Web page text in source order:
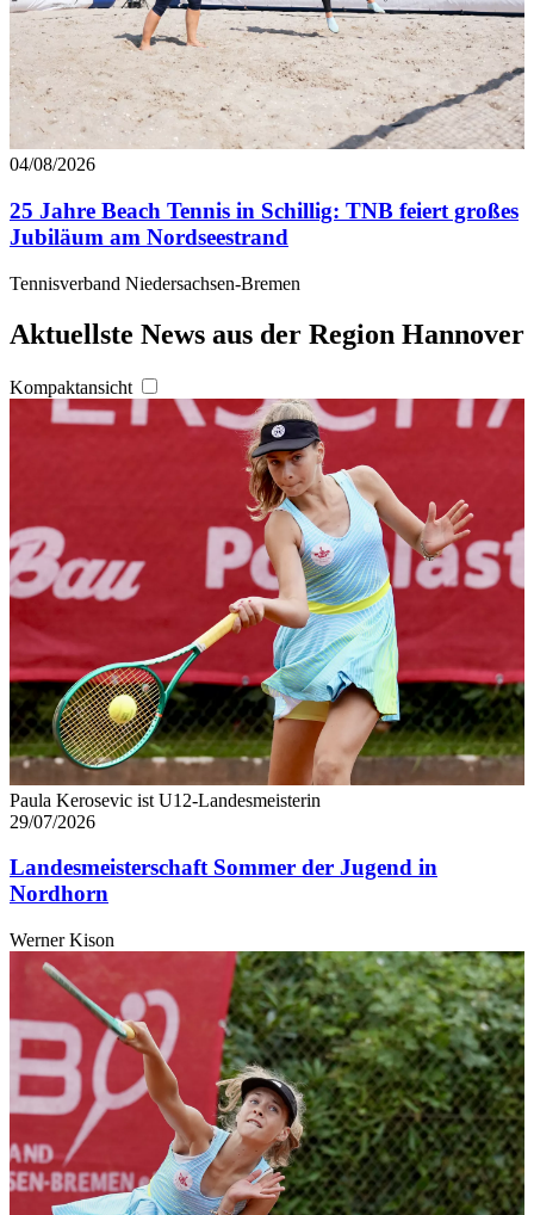
04/08/2026
25 Jahre Beach Tennis in Schillig: TNB feiert großes
Jubiläum am Nordseestrand
Tennisverband Niedersachsen-Bremen
Aktuellste News aus der Region Hannover
Kompaktansicht
Paula Kerosevic ist U12-Landesmeisterin
29/07/2026
Landesmeisterschaft Sommer der Jugend in
Nordhorn
Werner Kison